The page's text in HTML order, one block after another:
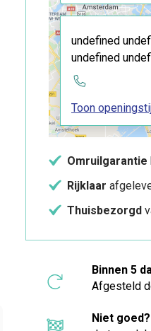
undefined
undefined
Toon
Omruilgarantie
Rijklaar
Thuisbezorgd
Binnen 5
Afgesteld
Niet